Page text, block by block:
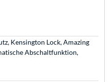
Kensington Lock, Amazing
Abschaltfunktion,